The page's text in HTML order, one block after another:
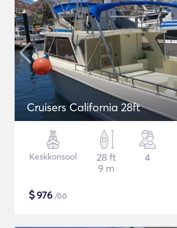
Cruisers California 28ft
Keskkonsool
28 ft
9 m
4
$976 /öö